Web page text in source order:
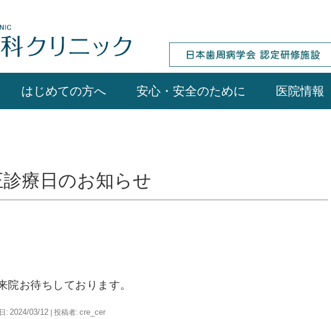
ン
はじめての方へ 安心・安全のために 医院情報
療日のお知らせ
お待ちしております。
: 2024/03/12 | 投稿者: cre_cer